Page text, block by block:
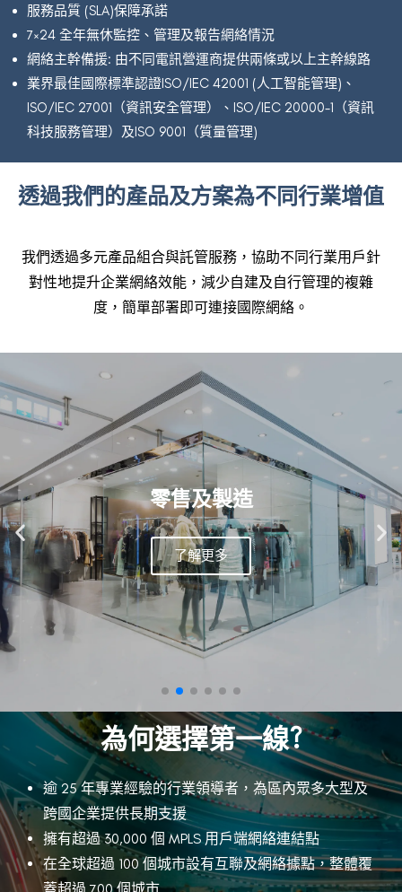
服務品質 (SLA)保障承諾
7×24 全年無休監控、管理及報告網絡情況
網絡主幹備援: 由不同電訊營運商提供兩條或以上主幹線路
業界最佳國際標準認證ISO/IEC 42001 (人工智能管理)、
ISO/IEC 27001（資訊安全管理）、ISO/IEC 20000-1（資訊
科技服務管理）及ISO 9001（質量管理)
透過我們的產品及方案為不同行業增值
我們透過多元產品組合與託管服務，協助不同行業用戶針
對性地提升企業網絡效能，減少自建及自行管理的複雜
度，簡單部署即可連接國際網絡。
零售及製造
了解更多
為何選擇第一線?
逾 25 年專業經驗的行業領導者，為區內眾多大型及
跨國企業提供長期支援
擁有超過 30,000 個 MPLS 用戶端網絡連結點
在全球超過 100 個城市設有互聯及網絡據點，整體覆